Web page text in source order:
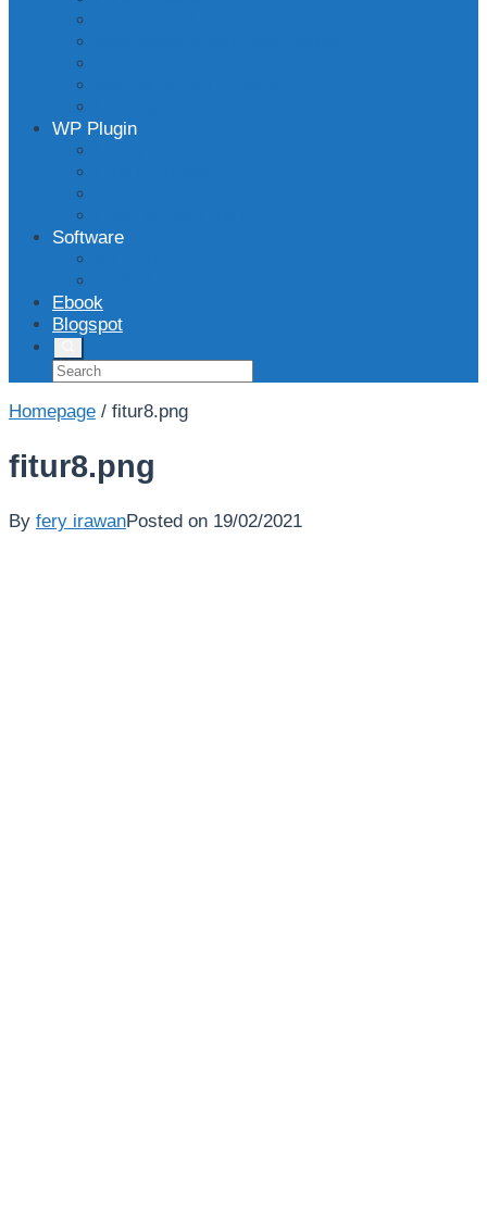
WP Plugin
Software
Ebook
Blogspot
Homepage / fitur8.png
fitur8.png
By fery irawanPosted on 19/02/2021